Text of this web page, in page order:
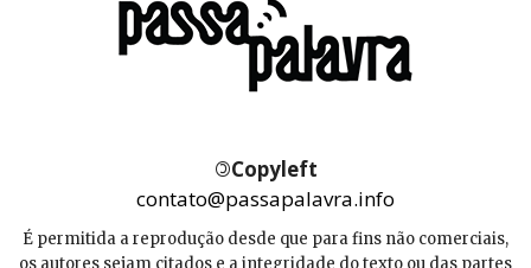
©Copyleft
contato@passapalavra.info
É permitida a reprodução desde que para fins não comerciais,
os autores sejam citados e a integridade do texto ou das partes